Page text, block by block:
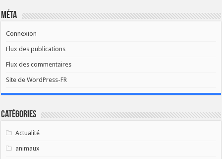
Méta
Connexion
Flux des publications
Flux des commentaires
Site de WordPress-FR
Catégories
Actualité
animaux